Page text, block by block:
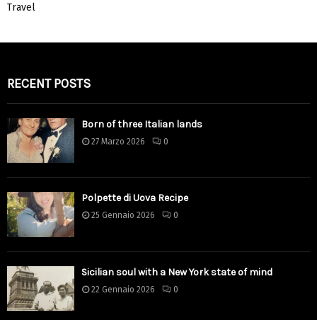
Travel
RECENT POSTS
Born of three Italian lands
27 Marzo 2026 0
Polpette di Uova Recipe
25 Gennaio 2026 0
Sicilian soul with a New York state of mind
22 Gennaio 2026 0